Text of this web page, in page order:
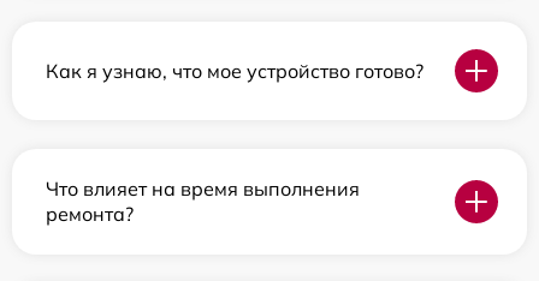
Как я узнаю, что мое устройство готово?
Что влияет на время выполнения
ремонта?